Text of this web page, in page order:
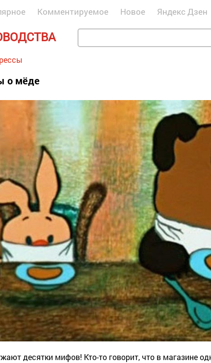
Комментируемое Новое Яндекс Дзен
о мёде
десятки мифов! Кто-то говорит, что в магазине